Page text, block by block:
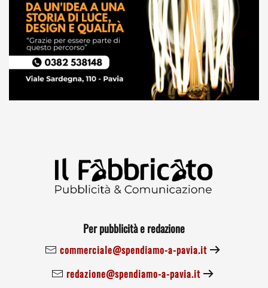
Per pubblicità e redazione
commerciale@spendiamo-a-pavia.it
redazione@spendiamo-a-pavia.it